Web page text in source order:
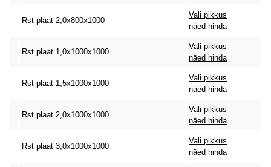
Rst plaat 2,0x800x1000
Vali pikkus
näed hinda
Rst plaat 1,0x1000x1000
Vali pikkus
näed hinda
Rst plaat 1,5x1000x1000
Vali pikkus
näed hinda
Rst plaat 2,0x1000x1000
Vali pikkus
näed hinda
Rst plaat 3,0x1000x1000
Vali pikkus
näed hinda